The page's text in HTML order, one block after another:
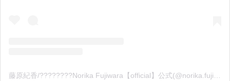
藤原紀香/????????Norika Fujiwara【official】公式(@norika.fujiwara.official)がシェアした投稿